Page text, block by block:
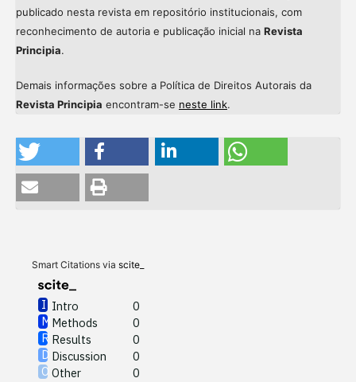
publicado nesta revista em repositório institucionais, com
reconhecimento de autoria e publicação inicial na Revista
Principia.
Demais informações sobre a Política de Direitos Autorais da
Revista Principia encontram-se neste link.
Smart Citations via scite_
Intro
0
Methods
0
Results
0
Discussion
0
Other
0